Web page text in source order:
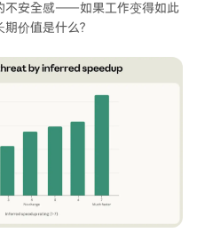
不安全感——如果工作变得如此
期价值是什么?